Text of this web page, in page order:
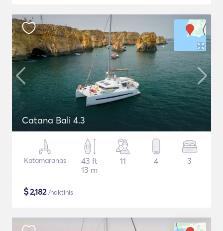
Catana Bali 4.3
Katamaranas
43 ft
13 m
11 4 3
$2,182/naktinis